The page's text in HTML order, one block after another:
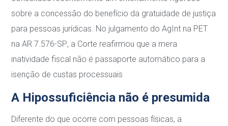
sobre a concessão do benefício da gratuidade de justiça
para pessoas jurídicas. No julgamento do AgInt na PET
na AR 7.576-SP, a Corte reafirmou que a mera
inatividade fiscal não é passaporte automático para a
isenção de custas processuais
A Hipossuficiência não é presumida
Diferente do que ocorre com pessoas físicas, a